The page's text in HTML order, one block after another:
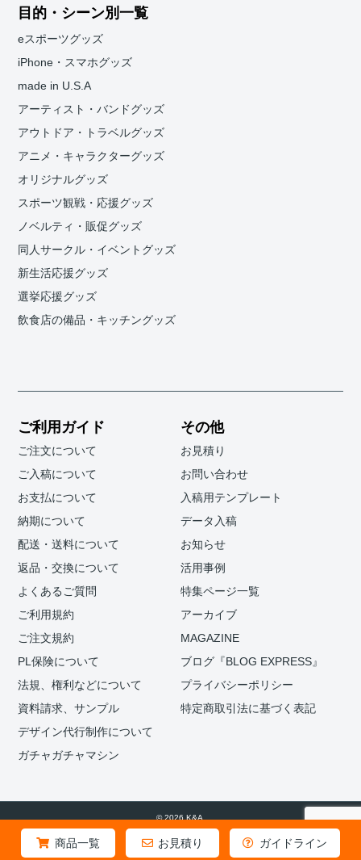
商品一覧 お見積り ガイドライン
目的・シーン別一覧
eスポーツグッズ
iPhone・スマホグッズ
made in U.S.A
アーティスト・バンドグッズ
アウトドア・トラベルグッズ
アニメ・キャラクターグッズ
オリジナルグッズ
スポーツ観戦・応援グッズ
ノベルティ・販促グッズ
同人サークル・イベントグッズ
新生活応援グッズ
選挙応援グッズ
飲食店の備品・キッチングッズ
ご利用ガイド
ご注文について
ご入稿について
お支払について
納期について
配送・送料について
返品・交換について
よくあるご質問
ご利用規約
ご注文規約
PL保険について
法規、権利などについて
資料請求、サンプル
デザイン代行制作について
ガチャガチャマシン
その他
お見積り
お問い合わせ
入稿用テンプレート
データ入稿
お知らせ
活用事例
特集ページ一覧
アーカイブ
MAGAZINE
ブログ『BLOG EXPRESS』
プライバシーポリシー
特定商取引法に基づく表記
© 2026 K&A.